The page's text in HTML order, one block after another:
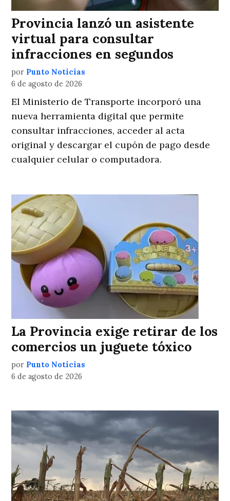
Provincia lanzó un asistente
virtual para consultar
infracciones en segundos
por Punto Noticias
6 de agosto de 2026
El Ministerio de Transporte incorporó una
nueva herramienta digital que permite
consultar infracciones, acceder al acta
original y descargar el cupón de pago desde
cualquier celular o computadora.
La Provincia exige retirar de los
comercios un juguete tóxico
por Punto Noticias
6 de agosto de 2026